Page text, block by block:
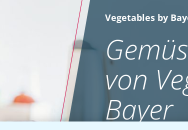
Vegetables by
von
Bayer